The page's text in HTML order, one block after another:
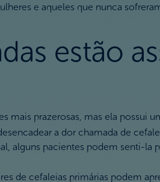
e aqueles que nunca
estão
mais prazerosas, mas ela possui
a dor chamada de
alguns pacientes podem senti-la
de cefaleias primárias podem